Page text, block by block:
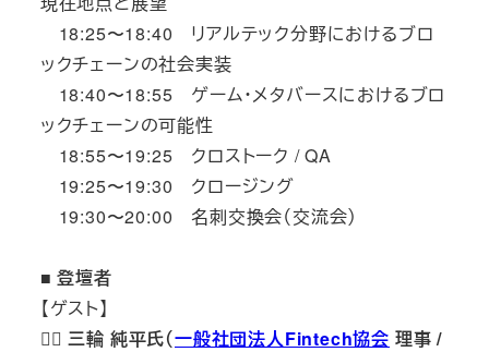
18:25〜18:40 リアルテック分野におけるブロ
ックチェーンの社会実装
18:40〜18:55 ゲーム・メタバースにおけるブロ
ックチェーンの可能性
18:55〜19:25 クロストーク / QA
19:25〜19:30 クロージング
19:30〜20:00 名刺交換会（交流会）
■ 登壇者
【ゲスト】
🙋‍♂️ 三輪 純平氏（一般社団法人Fintech協会 理事 /